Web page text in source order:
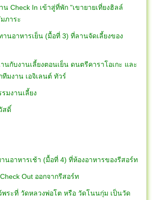
Check In เข้าสู่ที่พัก "เขายายเที่ยงฮิลล์
พื่อเก็บสัมภาระ
านอาหารเย็น (มื้อที่ 3) ที่ลานจัดเลี้ยงของ
นกับงานเลี้ยงตอนเย็น ดนตรีคาราโอเกะ และ
จากทีมงาน เอจิเลนต์ ทัวร์
มงานเลี้ยง
สดิ์
นอาหารเช้า (มื้อที่ 4) ที่ห้องอาหารของรีสอร์ท
Out ออกจากรีสอร์ท
พระที่ วัดหลวงพ่อโต หรือ วัดโนนกุ่ม เป็นวัด